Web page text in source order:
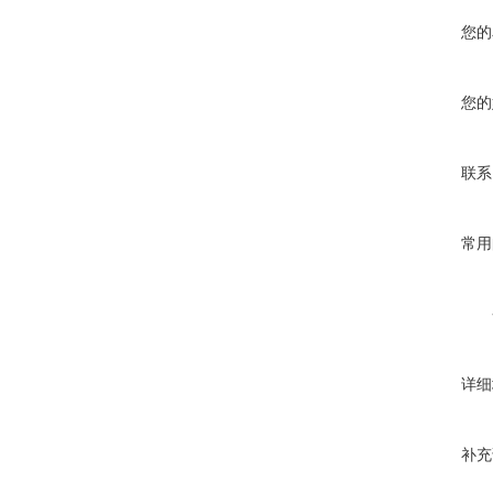
您
您
联
常
详
补